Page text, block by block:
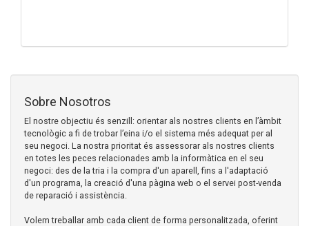
Sobre Nosotros
El nostre objectiu és senzill: orientar als nostres clients en l’àmbit
tecnològic a fi de trobar l’eina i/o el sistema més adequat per al
seu negoci. La nostra prioritat és assessorar als nostres clients
en totes les peces relacionades amb la informàtica en el seu
negoci: des de la tria i la compra d'un aparell, fins a l'adaptació
d'un programa, la creació d'una pàgina web o el servei post-venda
de reparació i assistència.
Volem treballar amb cada client de forma personalitzada, oferint